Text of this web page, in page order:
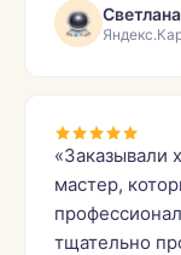
«Заказывали
мастер,
тщательно